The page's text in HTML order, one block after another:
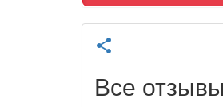
share
Все отзывы